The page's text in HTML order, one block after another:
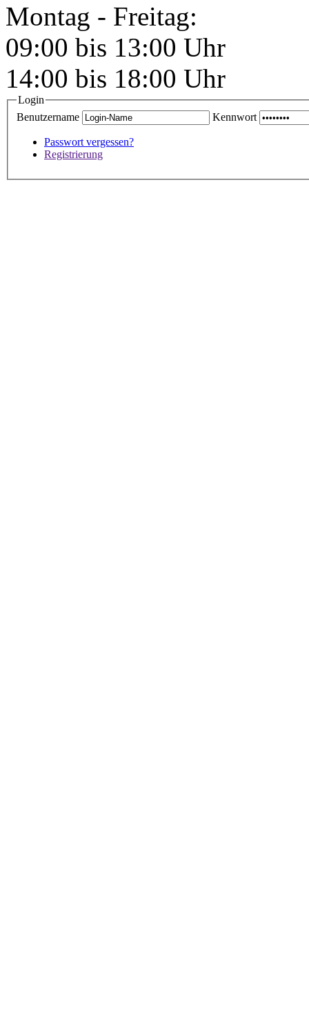
Montag - Freitag:
09:00 bis 13:00 Uhr
14:00 bis 18:00 Uhr
Login
Benutzername
Kennwort
Passwort vergessen?
Registrierung